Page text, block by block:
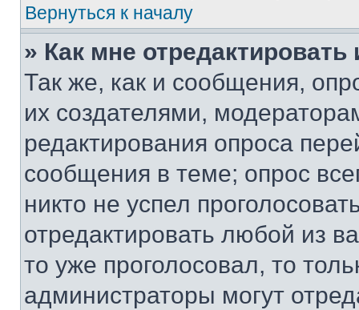
Вернуться к началу
» Как мне
Так же, как и сообщения,
их создателями,
редактирования опроса
сообщения в теме; опрос
никто не успел
отредактировать любой из
то уже проголосовал, то
администраторы могут